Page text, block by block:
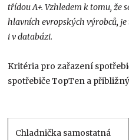
třídou A+. Vzhledem k tomu, že
hlavních evropských výrobců,
i v databázi.
Kritéria pro zařazení
spotřebiče TopTen a
Chladnička samostatná